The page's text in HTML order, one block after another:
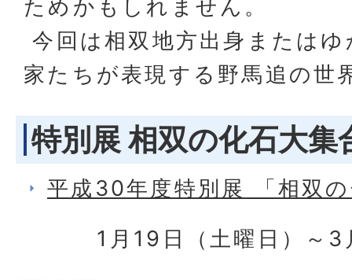
ためかもしれません。
今回は相双地方出身または
家たちが表現する野馬追の世
特別展 相双の化石大集
平成30年度特別展 「相双
1月19日（土曜日）～